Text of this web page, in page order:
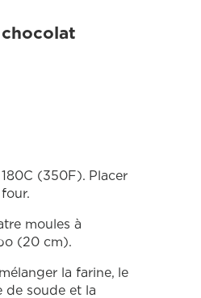
(350F). Placer
moules à
(20 cm).
la farine, le
de soude et la